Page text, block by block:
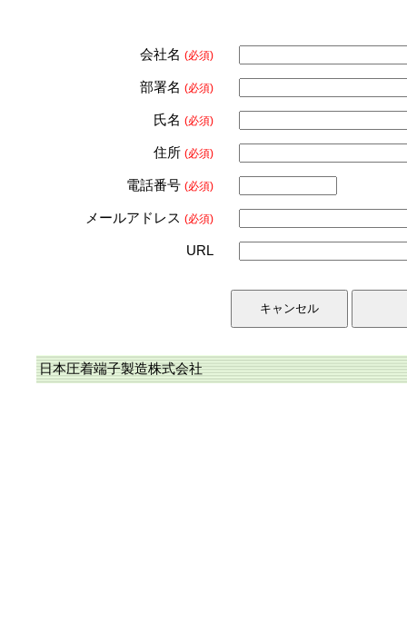
会社名 (必須)
部署名 (必須)
氏名 (必須)
住所 (必須)
電話番号 (必須)
メールアドレス (必須)
URL
日本圧着端子製造株式会社